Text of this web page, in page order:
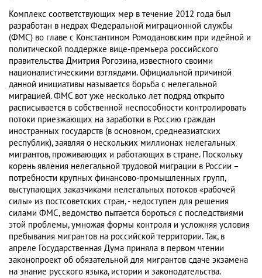
Комплекс соответствующих мер в течение 2012 года был
разработан в недрах Федеральной миграционной службы
(ФМС) во главе с Константином Ромодановским при идейной и
политической поддержке вице-премьера российского
правительства Дмитрия Рогозина, известного своими
националистическими взглядами. Официальной причиной
данной инициативы называется борьба с нелегальной
миграцией. ФМС вот уже несколько лет подряд открыто
расписывается в собственной неспособности контролировать
потоки приезжающих на заработки в Россию граждан
иностранных государств (в основном, среднеазиатских
республик), заявляя о нескольких миллионах нелегальных
мигрантов, проживающих и работающих в стране. Поскольку
корень явления нелегальной трудовой миграции в России –
потребности крупных финансово-промышленных групп,
выступающих заказчиками нелегальных потоков «рабочей
силы» из постсоветских стран, - недоступен для решения
силами ФМС, ведомство пытается бороться с последствиями
этой проблемы, умножая формы контроля и усложняя условия
пребывания мигрантов на российской территории. Так, в
апреле Государственная Дума приняла в первом чтении
законопроект об обязательной для мигрантов сдаче экзамена
на знание русского языка, истории и законодательства.